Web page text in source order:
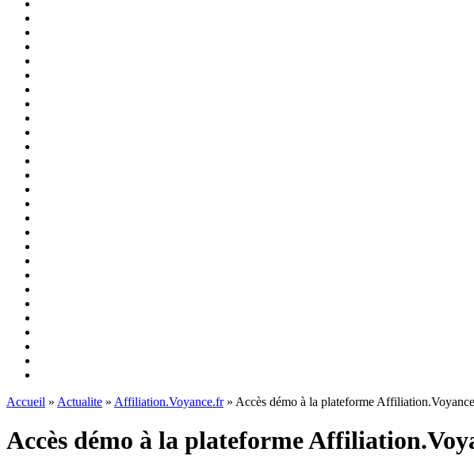
Accueil » Actualite » Affiliation.Voyance.fr» Accès démo à la plateforme
Accès démo à la plateforme